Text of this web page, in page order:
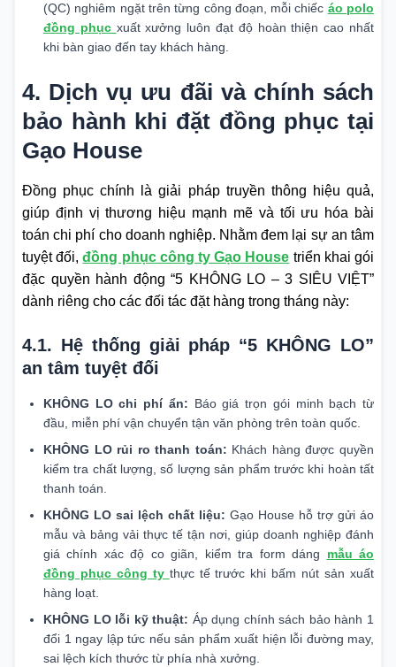
(QC) nghiêm ngặt trên từng công đoạn, mỗi chiếc áo polo
đồng phục xuất xưởng luôn đạt độ hoàn thiện cao nhất
khi bàn giao đến tay khách hàng.
4. Dịch vụ ưu đãi và chính sách
bảo hành khi đặt đồng phục tại
Gạo House
Đồng phục chính là giải pháp truyền thông hiệu quả,
giúp định vị thương hiệu mạnh mẽ và tối ưu hóa bài
toán chi phí cho doanh nghiệp. Nhằm đem lại sự an tâm
tuyệt đối,đồng phục công ty Gạo House triển khai gói
đặc quyền hành động “5 KHÔNG LO – 3 SIÊU VIỆT”
dành riêng cho các đối tác đặt hàng trong tháng này:
4.1. Hệ thống giải pháp “5 KHÔNG LO”
an tâm tuyệt đối
KHÔNG LO chi phí ẩn: Báo giá trọn gói minh bạch từ
đầu, miễn phí vận chuyển tận văn phòng trên toàn quốc.
KHÔNG LO rủi ro thanh toán: Khách hàng được quyền
kiểm tra chất lượng, số lượng sản phẩm trước khi hoàn tất
thanh toán.
KHÔNG LO sai lệch chất liệu: Gạo House hỗ trợ gửi áo
mẫu và bảng vải thực tế tận nơi, giúp doanh nghiệp đánh
giá chính xác độ co giãn, kiểm tra form dáng mẫu áo
đồng phục công ty thực tế trước khi bấm nút sản xuất
hàng loạt.
KHÔNG LO lỗi kỹ thuật: Áp dụng chính sách bảo hành 1
đổi 1 ngay lập tức nếu sản phẩm xuất hiện lỗi đường may,
sai lệch kích thước từ phía nhà xưởng.